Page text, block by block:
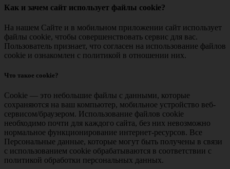
Как и зачем сайт использует файлы cookie?
На нашем Сайте и в мобильном приложении сайт использует
файлы cookie, чтобы совершенствовать сервис для вас.
Пользователь признает, что согласен на использование файлов
cookie и ознакомлен с политикой в отношении них.
Что такое cookie?
Cookie — это небольшие файлы с данными, которые
сохраняются на ваш компьютер, мобильное устройство веб-
сервисом/браузером. Использование файлов cookie
необходимо почти для каждого сайта, без них невозможно
нормальное функционирование интернет-ресурсов. Все
Персональные данные, которые могут быть получены в связи
с использованием cookie обрабатываются в соответствии с
политикой обработки персональных данных.